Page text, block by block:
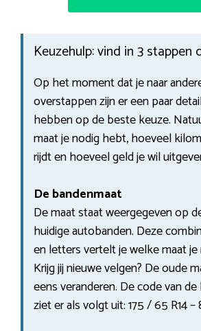
Keuzehulp: vind in 3 stappen
Op het moment dat je naar
overstappen zijn er een paar
hebben op de beste keuze.
maat je nodig hebt, hoeveel
rijdt en hoeveel geld je wil
De bandenmaat
De maat staat weergegeven op
huidige autobanden. Deze
en letters vertelt je welke maat
Krijg jij nieuwe velgen? De oude
eens veranderen. De code van
ziet er als volgt uit: 175 / 65 R14 –